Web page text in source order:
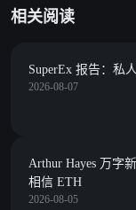
相关阅读
SuperEx 报告：私
2026-08-07
Arthur Hayes 万字
相信 ETH
2026-08-05